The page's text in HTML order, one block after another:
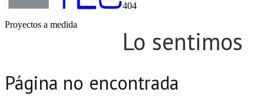
Proyectos a medida
404
Lo sentimos
Página no encontrada